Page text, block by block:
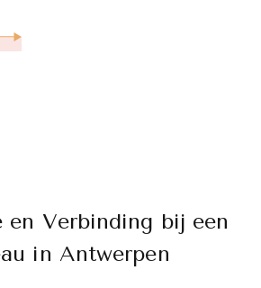
en Verbinding bij een
in Antwerpen